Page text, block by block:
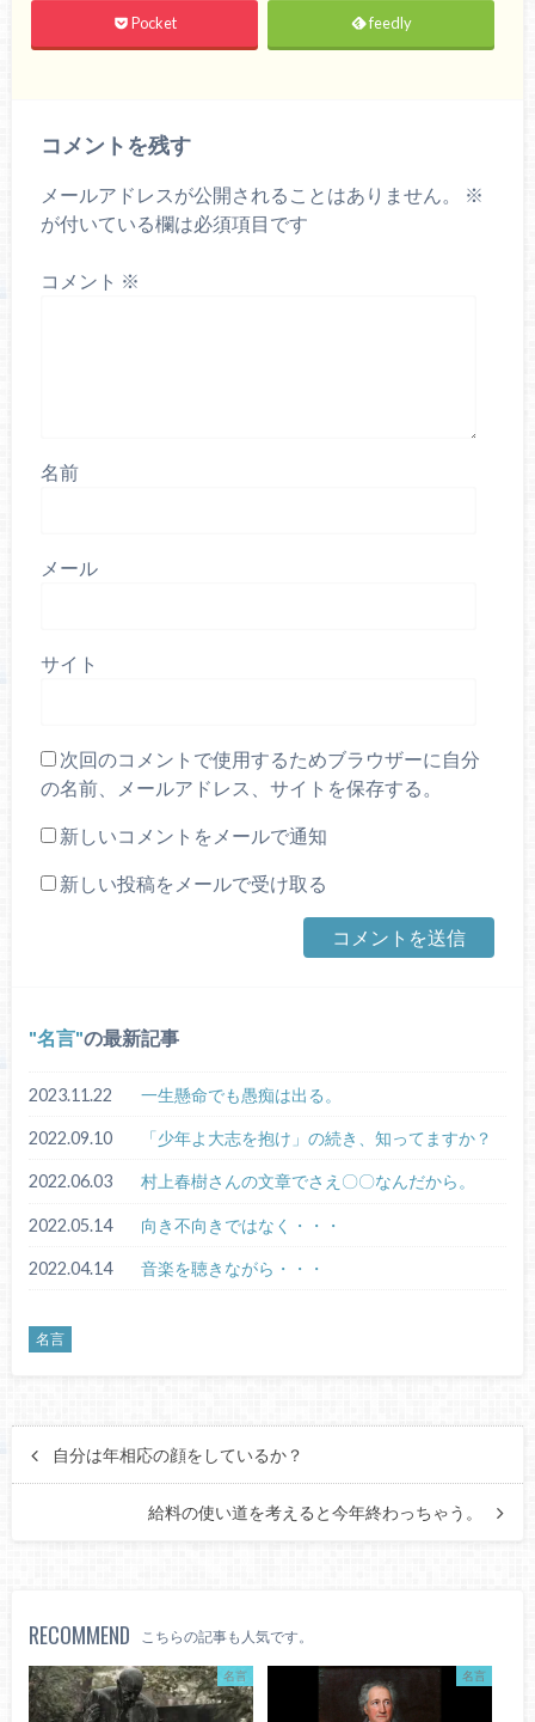
Pocket feedly
コメントを残す
メールアドレスが公開されることはありません。
※
が付いている欄は必須項目です
コメント ※
名前
メール
サイト
次回のコメントで使用するためブラウザーに自分
の名前、メールアドレス、サイトを保存する。
新しいコメントをメールで通知
新しい投稿をメールで受け取る
名言 の最新記事
2023.11.22 一生懸命でも愚痴は出る。
2022.09.10 「少年よ大志を抱け」の続き、知ってますか？
2022.06.03 村上春樹さんの文章でさえ〇〇なんだから。
2022.05.14 向き不向きではなく・・・
2022.04.14 音楽を聴きながら・・・
名言
自分は年相応の顔をしているか？
給料の使い道を考えると今年終わっちゃう。
RECOMMEND こちらの記事も人気です。
名言 名言